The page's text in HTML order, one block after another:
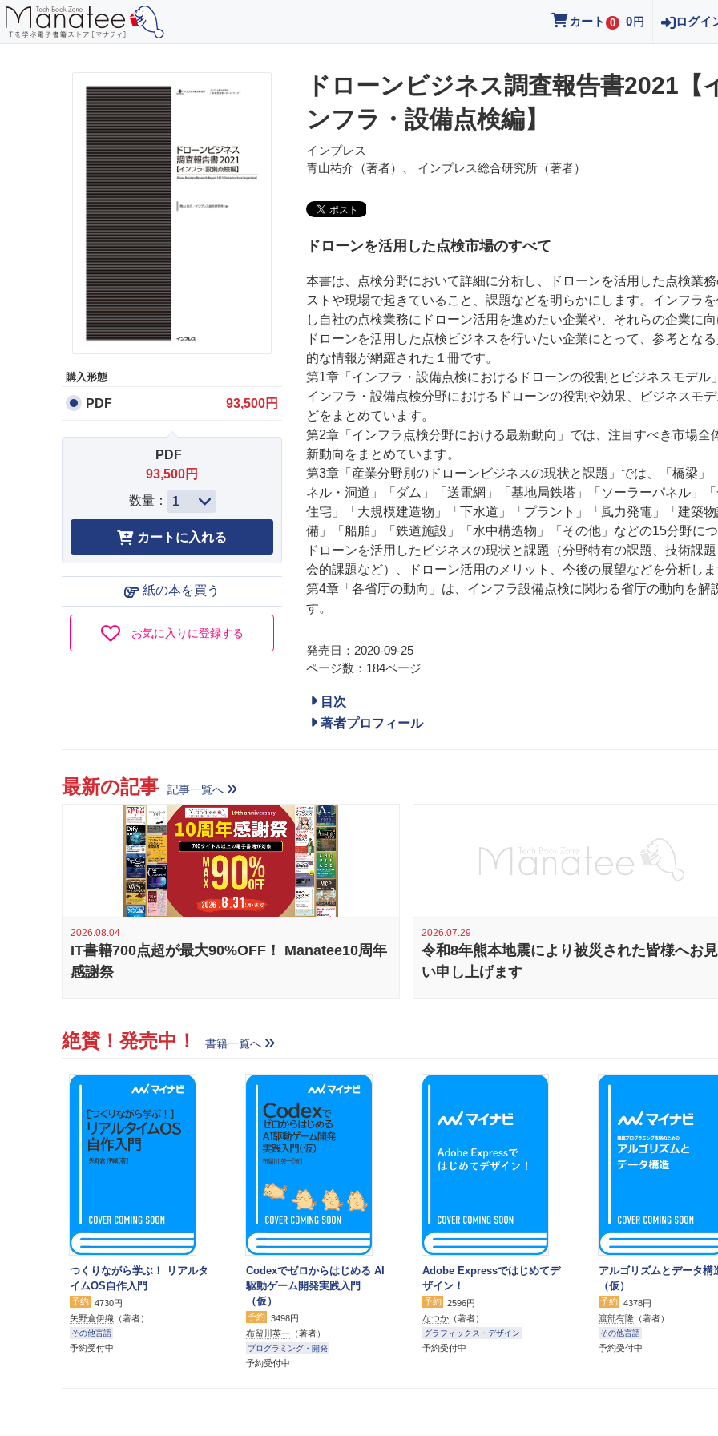
カート 0 0 円 ログイ
購入形態
PDF 93,500円
PDF
93,500円
数量：
紙の本を買う
お気に入りに登録する
ドローンビジネス調査報告書2021【
ンフラ・設備点検編】
インプレス
青山祐介 （著者）、 インプレス総合研究所 （著者）
ドローンを活用した点検市場のすべて
本書は、点検分野において詳細に分析し、ドローンを活用した点検業
ストや現場で起きていること、課題などを明らかにします。インフラ
し自社の点検業務にドローン活用を進めたい企業や、それらの企業に
ドローンを活用した点検ビジネスを行いたい企業にとって、参考とな
的な情報が網羅された１冊です。
第1章「インフラ・設備点検におけるドローンの役割とビジネスモデル
インフラ・設備点検分野におけるドローンの役割や効果、ビジネスモ
どをまとめています。
第2章「インフラ点検分野における最新動向」では、注目すべき市場全
新動向をまとめています。
第3章「産業分野別のドローンビジネスの現状と課題」では、「橋梁」
ネル・洞道」「ダム」「送電網」「基地局鉄塔」「ソーラーパネル」
住宅」「大規模建造物」「下水道」「プラント」「風力発電」「建築
備」「船舶」「鉄道施設」「水中構造物」「その他」などの15分野に
ドローンを活用したビジネスの現状と課題（分野特有の課題、技術課
会的課題など）、ドローン活用のメリット、今後の展望などを分析し
第4章「各省庁の動向」は、インフラ設備点検に関わる省庁の動向を解
す。
発売日：2020-09-25
ページ数：184ページ
目次
著者プロフィール
最新の記事 記事一覧へ
2026.08.04
IT書籍700点超が最大90%OFF！ Manatee10周年
感謝祭
2026.07.29
令和8年熊本地震により被災された皆様へお
い申し上げます
絶賛！発売中！ 書籍一覧へ
つくりながら学ぶ！ リアルタ
イムOS自作入門
予約 4730円
矢野倉伊織 （著者）
その他言語
予約受付中
Codexでゼロからはじめる AI
駆動ゲーム開発実践入門
（仮）
予約 3498円
布留川英一 （著者）
プログラミング・開発
予約受付中
Adobe Expressではじめてデ
ザイン！
予約 2596円
なつか （著者）
グラフィックス・デザイン
予約受付中
アルゴリズムとデータ構
（仮）
予約 4378円
渡部有隆 （著者）
その他言語
予約受付中